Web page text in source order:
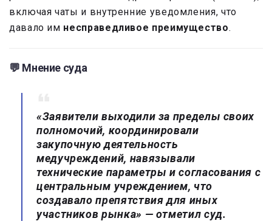
включая чаты и внутренние уведомления, что
давало им несправедливое преимущество.
💬 Мнение суда
«Заявители выходили за пределы своих
полномочий, координировали
закупочную деятельность
медучреждений, навязывали
технические параметры и согласования с
центральным учреждением, что
создавало препятствия для иных
участников рынка» — отметил суд.